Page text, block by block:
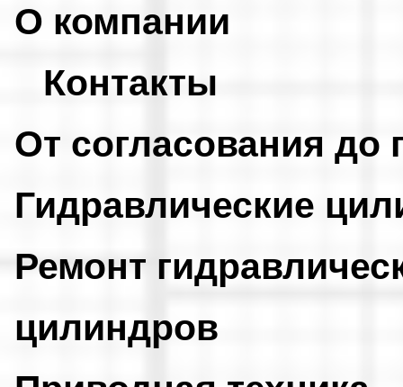
О компании
Контакты
От согласования до
Гидравлические
Ремонт
цилиндров